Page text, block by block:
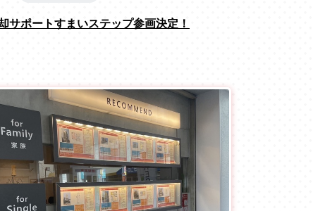
サポートすまいステップ参画決定！